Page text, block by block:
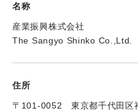
名称
産業振興株式会社
The Sangyo Shinko Co.,Ltd.
住所
〒101-0052 東京都千代田区